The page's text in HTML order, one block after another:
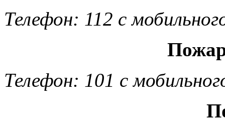
Телефон: 112 с
Телефон: 101 с